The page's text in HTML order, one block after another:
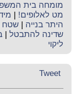
מומחה בית
מט לאלופים! |
היתר בנייה | שטח
שדינה להתבטל |
ליקוי
Tweet